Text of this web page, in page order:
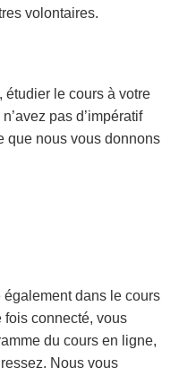
volontaires.
étudier le cours à votre
pas d’impératif
que nous vous donnons
dans le cours
fois connecté, vous
du cours en ligne,
Nous vous